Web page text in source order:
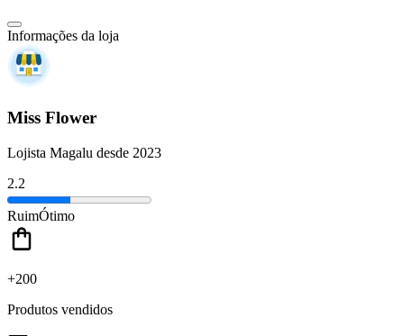
Informações da loja
Miss Flower
Lojista Magalu desde 2023
2.2
RuimÓtimo
+200
Produtos vendidos